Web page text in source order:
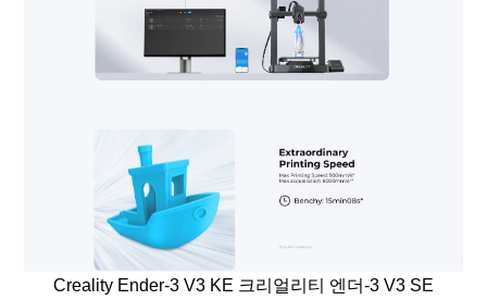
Creality Ender-3 V3 KE 크리얼리티 엔더-3 V3 SE